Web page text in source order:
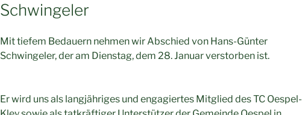
Schwingeler
Mit tiefem Bedauern nehmen wir Abschied von Hans-Günter
Schwingeler, der am Dienstag, dem 28. Januar verstorben ist.
Er wird uns als langjähriges und engagiertes Mitglied des TC Oespel-